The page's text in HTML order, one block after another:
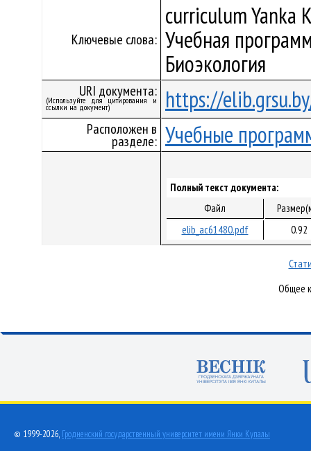
Ключевые слова:
curriculum Yanka
Учебная
Биоэкология
URI документа:
(Используйте для цитирования и
ссылки на документ) https://
Расположен в
разделе: Учебные
Полный текст документа:
Файл
elib_ac61480.pdf
0.92
Общее
© 1999-2026, Гродненский государственный университет имени Янки Купалы